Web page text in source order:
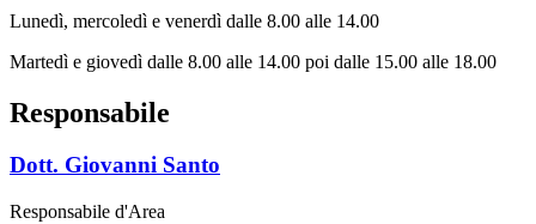
Lunedì, mercoledì e venerdì dalle 8.00 alle 14.00
Martedì e giovedì dalle 8.00 alle 14.00 poi dalle 15.00 alle 18.00
Responsabile
Dott. Giovanni Santo
Responsabile d'Area